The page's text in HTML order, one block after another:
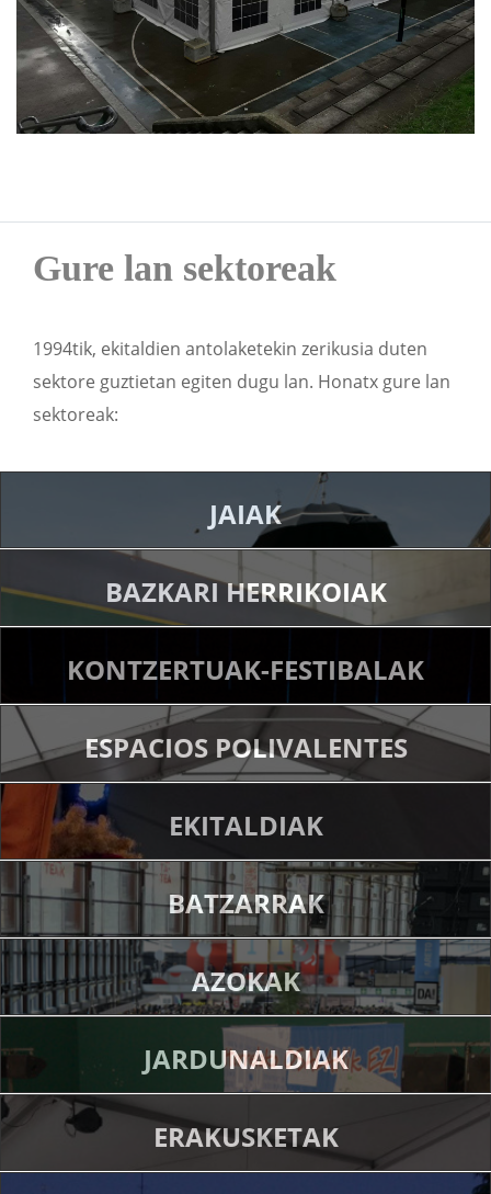
Gure lan sektoreak
1994tik, ekitaldien antolaketekin zerikusia duten
sektore guztietan egiten dugu lan. Honatx gure lan
sektoreak:
JAIAK
BAZKARI HERRIKOIAK
KONTZERTUAK-FESTIBALAK
ESPACIOS POLIVALENTES
EKITALDIAK
BATZARRAK
AZOKAK
JARDUNALDIAK
ERAKUSKETAK